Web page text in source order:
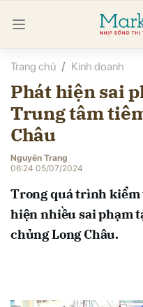
Trang chủ Kinh doanh
Phát hiện sai
Trung tâm
Châu
Nguyên Trang
06:24 05/07/2024
Trong quá trình
hiện nhiều sai phạm
chủng Long Châu.
luận